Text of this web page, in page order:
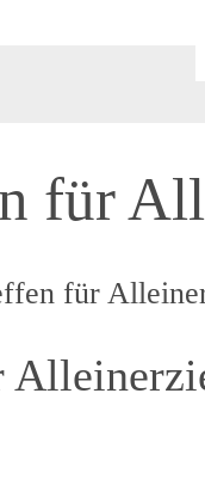
für
für